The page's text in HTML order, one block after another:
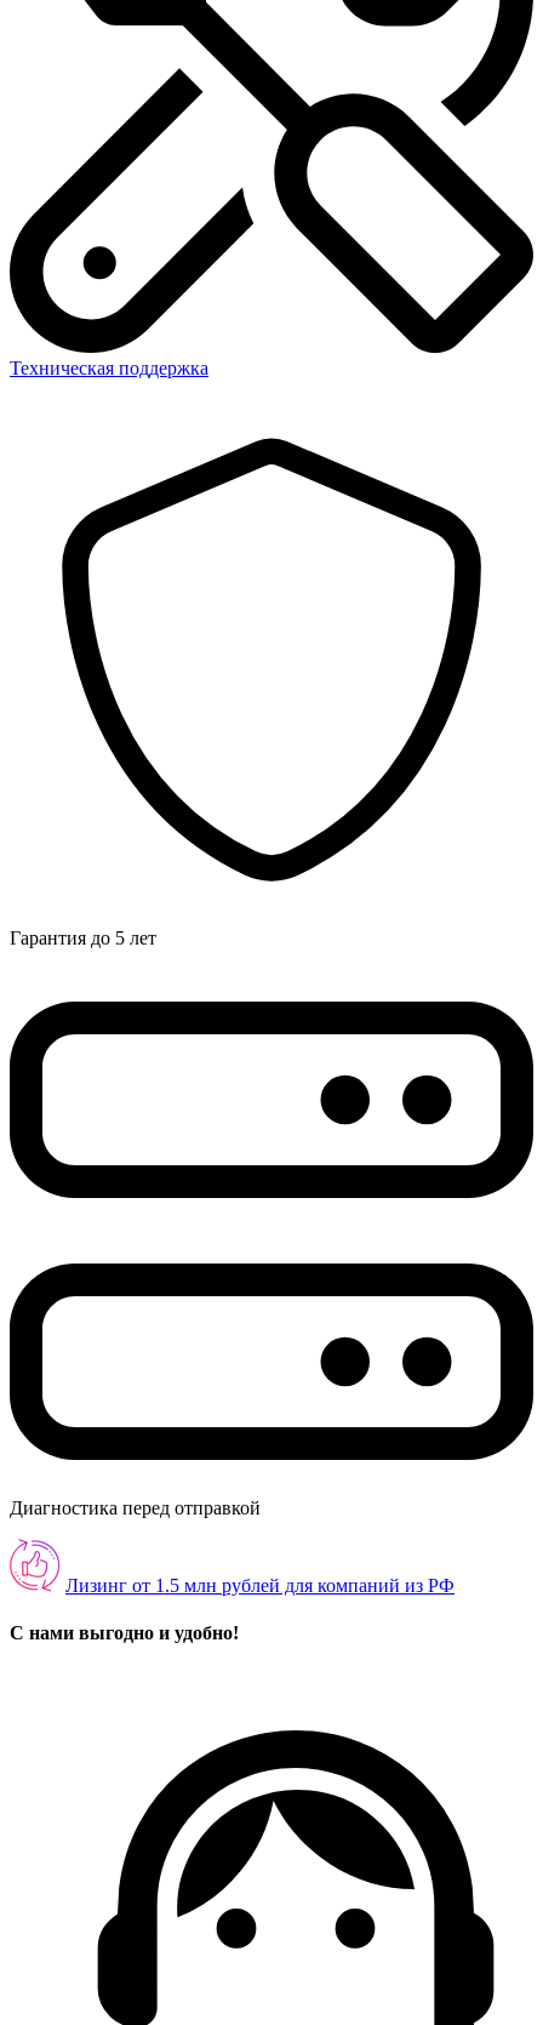
Техническая поддержка
Гарантия до 5 лет
Диагностика перед отправкой
Лизинг от 1.5 млн рублей для компаний из РФ
С нами выгодно и удобно!